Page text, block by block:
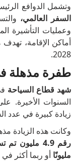
وتشمل الدوافع
السفر العالمي،
وعمليات التأشيرة
2028.
طفرة مذهلة
شهد قطاع السياحة
السنوات الأخيرة.
زيادة كبيرة في عدد
وكانت هذه الزيادة
مليونًا أو ربما أكثر في